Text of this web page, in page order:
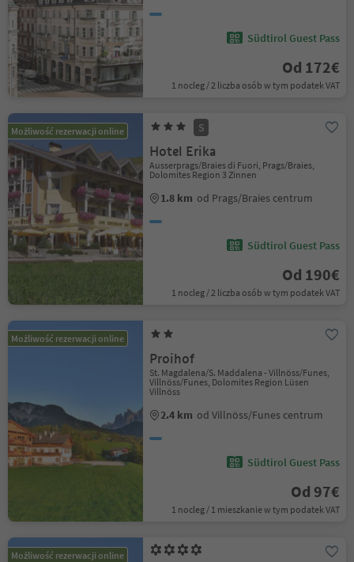
Südtirol Guest Pass
Od 172€
1 nocleg / 2 liczba osób w tym podatek VAT
Możliwość rezerwacji online S
Hotel Erika
Ausserprags/Braies di Fuori, Prags/Braies,
Dolomites Region 3 Zinnen
1.8 km od Prags/Braies centrum
Südtirol Guest Pass
Od 190€
1 nocleg / 2 liczba osób w tym podatek VAT
Możliwość rezerwacji online
Proihof
St. Magdalena/S. Maddalena - Villnöss/Funes,
Villnöss/Funes, Dolomites Region Lüsen
Villnöss
2.4 km od Villnöss/Funes centrum
Südtirol Guest Pass
Od 97€
1 nocleg / 1 mieszkanie w tym podatek VAT
Możliwość rezerwacji online